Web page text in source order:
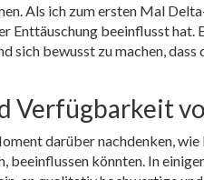
Als ich zum ersten Mal
Enttäuschung beeinflusst
sich bewusst zu machen,
Verfügbarkeit
darüber nachdenken,
beeinflussen könnten. In